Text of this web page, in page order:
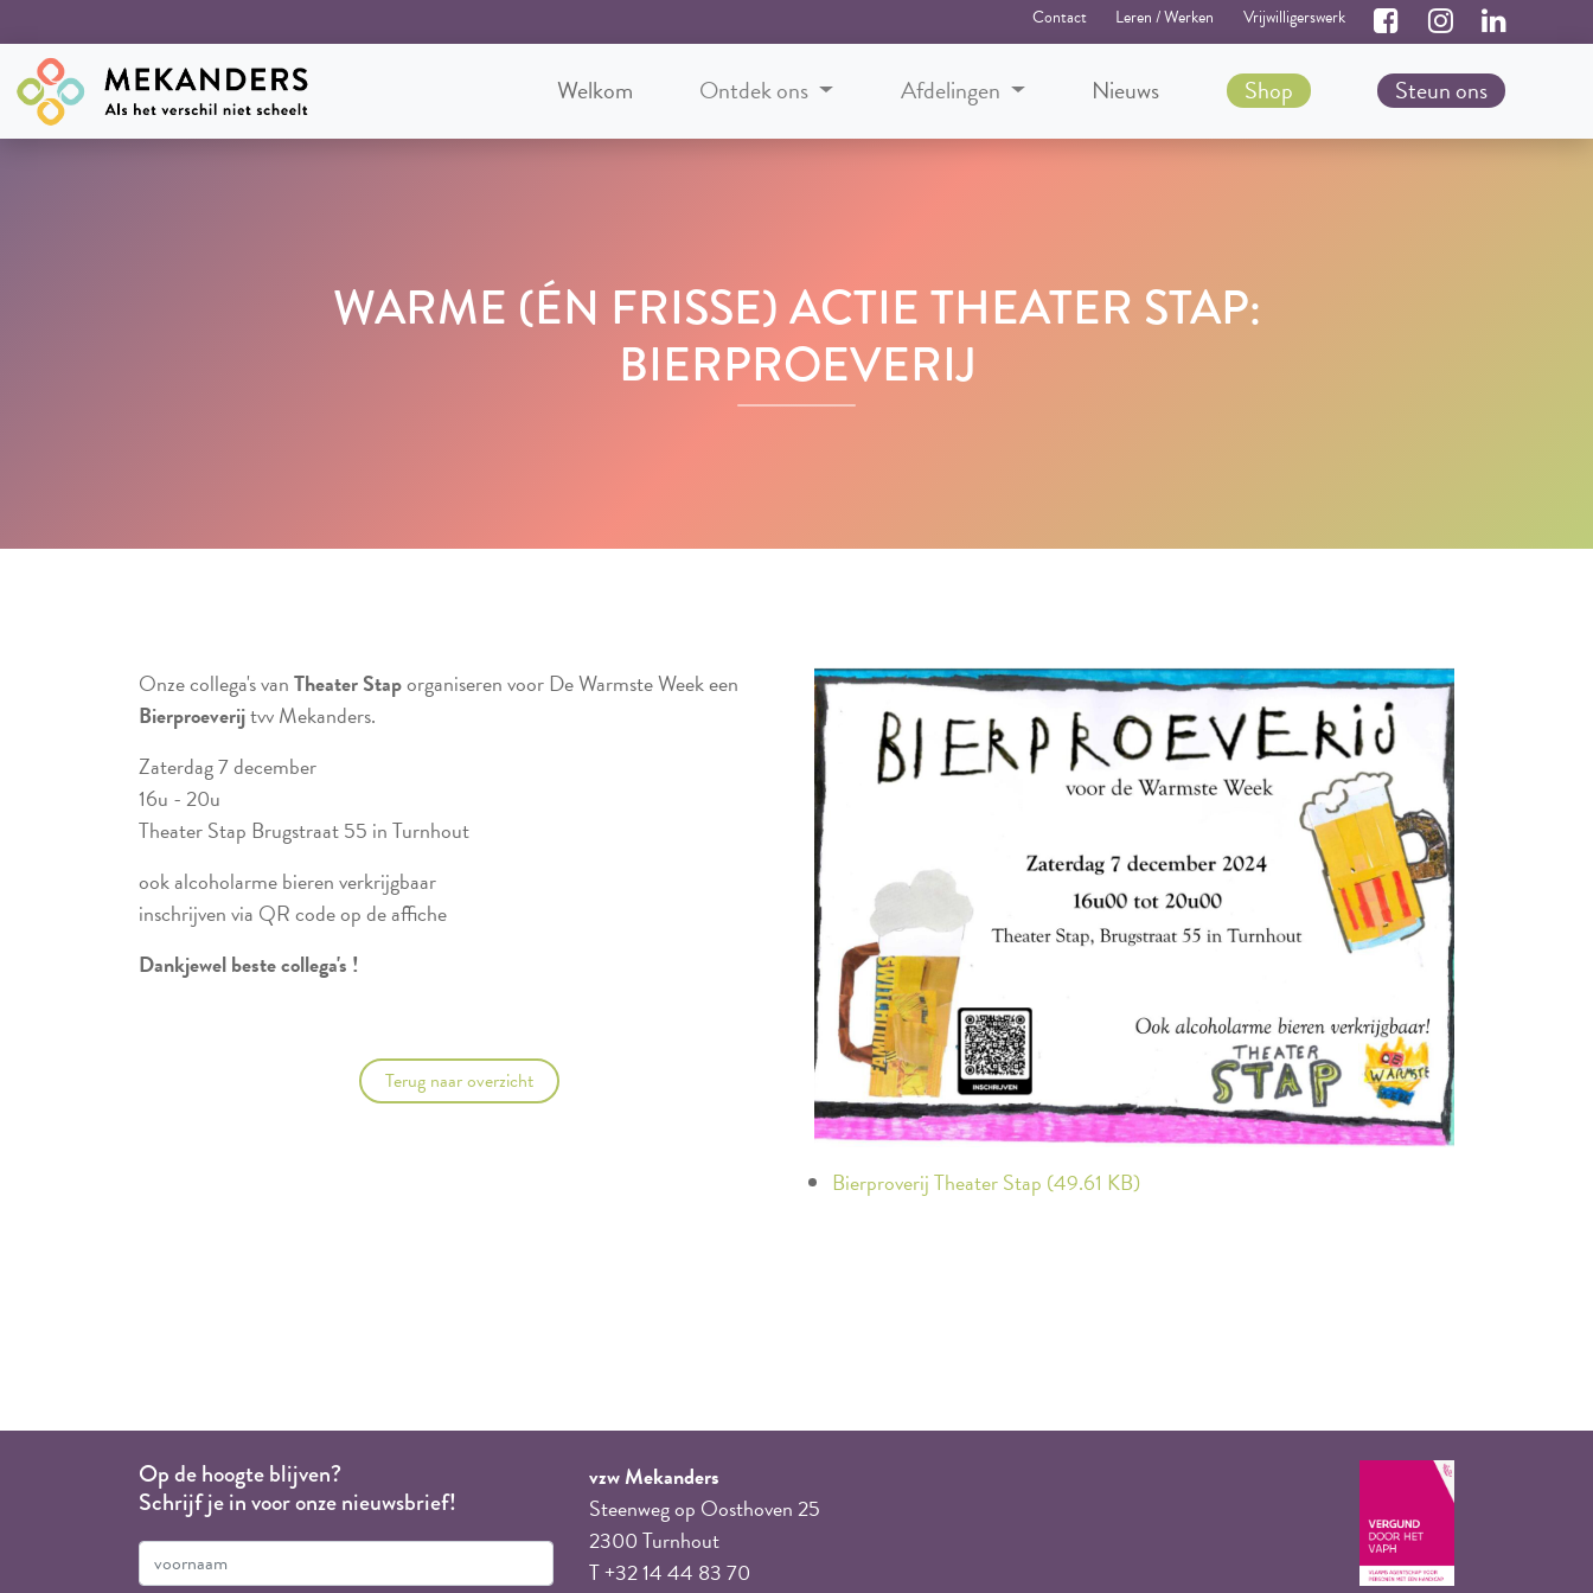
Contact Leren / Werken Vrijwilligerswerk
Welkom Ontdek ons Afdelingen Nieuws Shop Steun ons
WARME (ÉN FRISSE) ACTIE THEATER STAP:
BIERPROEVERIJ
Onze collega's vanTheater Staporganiseren voor De Warmste Week een
Bierproeverijtvv Mekanders.
Zaterdag 7 december
16u - 20u
Theater Stap Brugstraat 55 in Turnhout
ook alcoholarme bieren verkrijgbaar
inschrijven via QR code op de affiche
Dankjewel beste collega's !
Terug naar overzicht
Bierproverij Theater Stap (49.61 KB)
Op de hoogte blijven?
Schrijf je in voor onze nieuwsbrief!
vzw Mekanders
Steenweg op Oosthoven 25
2300 Turnhout
T +32 14 44 83 70